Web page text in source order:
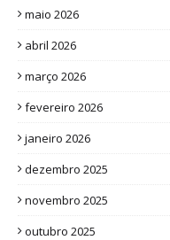
maio 2026
abril 2026
março 2026
fevereiro 2026
janeiro 2026
dezembro 2025
novembro 2025
outubro 2025